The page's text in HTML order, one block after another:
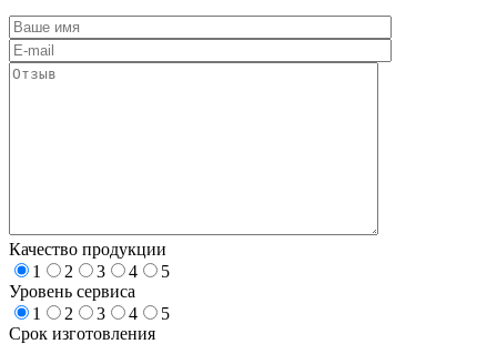
Качество продукции
1
2 3 4
5
Уровень сервиса
1
2 3 4
5
Срок изготовления